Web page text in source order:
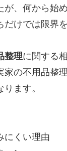
が、何から始
だけでは限界
整理に関する
家の不用品整
ます。
にくい理由